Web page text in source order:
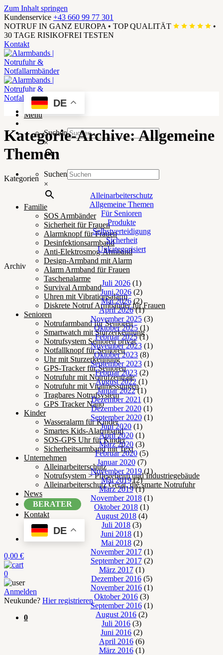
Zum Inhalt springen
Kundenservice +43 660 99 77 301
NOTRUF IN GANZ EUROPA • TOP QUALITÄT
•
30 TAGE RISIKOFREI TESTEN
Kontakt
Menü
Suchen
×
Suchen
×
Familie
SOS Armbänder
Sicherheit für Frauen
Alarmknopf für Frauen
Desinfektionsarmband
Anti-Elektrosmog-Armband
Design-Armband mit Alarm
Alarm Armband für Frauen
Taschenalarme
Survival Armband
Uhren mit Vibrationsalarm
Diskrete Notruf Armbänder für Frauen
Senioren
Notrufarmband für Senioren
Smartwatch mit Sturzerkennung
Notrufsystem Senioren privat
Notfallknopf für Senioren
Uhr mit Sturzerkennung
GPS-Tracker für Senioren
Notrufuhr mit Notrufzentrale
Notrufuhr mit Vitalmessungen
Tragbares Notrufsystem
GPS Tracker Nano
Kinder
Wasseralarm für Kinder
Smartes Kids-Alarmband
SOS-GPS Uhr für Kinder
Sicherheitsarmband mit Text
Unternehmen
Alleinarbeiterschutz
Notrufsystem > Pflegeheim und Industriegebäude
Alleinarbeiterschutz Gerät, die smarte Notrufuhr
News
BERATER
Kontakt
DE
0,00 €
0
Anmelden
Neukunde? Hier registrieren
0
DE
Kategorie-Archive:Allgemeine
Themen
Kategorien
Alleinarbeiterschutz
Allgemeine Themen
Für Senioren
Produkte
Selbstverteidigung
Sicherheit
Unkategorisiert
Archiv
Juli 2026 (1)
Juni 2026 (2)
Mai 2026(2)
April 2026(1)
November 2025(3)
Oktober 2025 (1)
Februar 2025(1)
November 2023(1)
Oktober 2023 (8)
September 2023(1)
Februar 2023(2)
August 2022 (1)
Januar 2022(1)
Dezember 2021 (1)
Dezember 2020(1)
September 2020(1)
Juni 2020 (1)
April 2020(1)
März 2020(3)
Februar 2020(5)
Januar 2020(7)
November 2019(1)
Mai 2019(2)
März 2019(1)
November 2018(1)
Oktober 2018 (1)
August 2018 (4)
Juli 2018 (3)
Juni 2018 (1)
Mai 2018(2)
November 2017(1)
September 2017(2)
März 2017(1)
Dezember 2016(5)
November 2016(1)
Oktober 2016 (3)
September 2016(1)
August 2016 (2)
Juli 2016 (3)
Juni 2016 (2)
April 2016(6)
März 2016(1)